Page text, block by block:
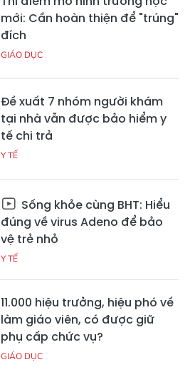
mới: Cần hoàn thiện để "trúng"
đích
GIÁO DỤC
Đề xuất 7 nhóm người khám
tại nhà vẫn được bảo hiểm y
tế chi trả
Y TẾ
Sống khỏe cùng BHT: Hiểu
đúng về virus Adeno để bảo
vệ trẻ nhỏ
Y TẾ
11.000 hiệu trưởng, hiệu phó về
làm giáo viên, có được giữ
phụ cấp chức vụ?
GIÁO DỤC